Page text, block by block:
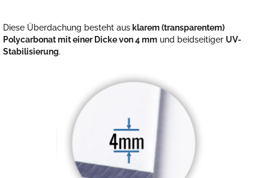
Diese Überdachung besteht aus klarem (transparentem)
Polycarbonat mit einer Dicke von 4 mm und beidseitiger UV-
Stabilisierung.